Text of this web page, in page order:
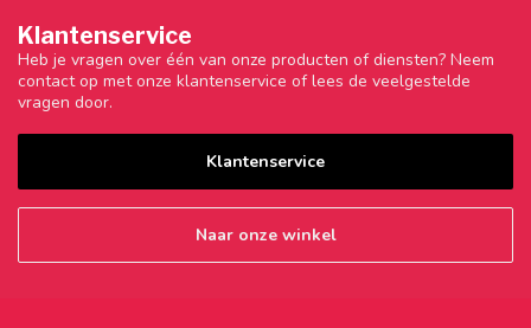
Klantenservice
Heb je vragen over één van onze producten of diensten? Neem
contact op met onze klantenservice of lees de veelgestelde
vragen door.
Klantenservice
Naar onze winkel